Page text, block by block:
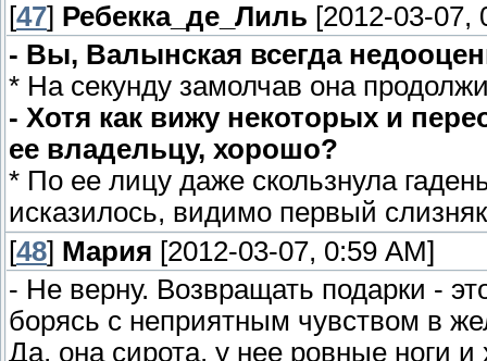
[47] Ребекка_де_Лиль [2012-03-07,
- Вы, Валынская всегда
* На секунду замолчав она
- Хотя как вижу некоторых и
ее владельцу, хорошо?
* По ее лицу даже скользнула
исказилось, видимо первый
[48] Мария [2012-03-07, 0:59 AM]
- Не верну. Возвращать подарки -
борясь с неприятным чувством в
Да, она сирота, у нее ровные ноги